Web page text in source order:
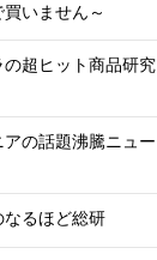
いません～
超ヒット商品研究
の話題沸騰ニュー
るほど総研